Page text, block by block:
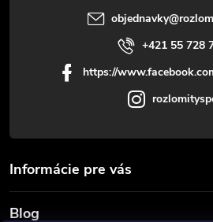
objednavky@
+421 55 728
https://
Informácie pre vás
Blog